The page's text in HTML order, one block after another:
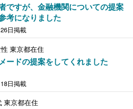
ですが、金融機関についての提案
考になりました
日掲載
東京都在住
ードの提案をしてくれました
日掲載
東京都在住